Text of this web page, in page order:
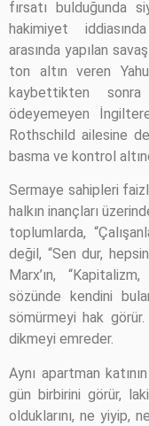
fırsatı bulduğunda
hakimiyet
arasında yapılan
ton altın veren
kaybettikten
ödeyemeyen
Rothschild ailesine
basma ve kontrol
Sermaye sahipleri
halkın inançları
toplumlarda,
değil, “Sen dur,
Marx’ın,
sözünde kendini
sömürmeyi hak
dikmeyi emreder.
Aynı apartman
gün birbirini görür,
olduklarını, ne yiyip,